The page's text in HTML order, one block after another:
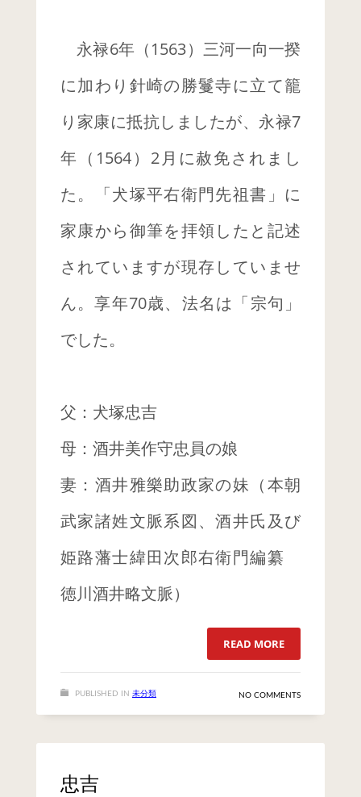
未分類
メタ情報
コメントフィード
永禄6年（1563）三河一向一揆
に加わり針崎の勝鬘寺に立て籠
り家康に抵抗しましたが、永禄7
年（1564）2月に赦免されまし
た。「犬塚平右衛門先祖書」に
家康から御筆を拝領したと記述
されていますが現存していませ
ん。享年70歳、法名は「宗句」
でした。
父：犬塚忠吉
母：酒井美作守忠員の娘
妻：酒井雅樂助政家の妹（本朝
武家諸姓文脈系図、酒井氏及び
姫路藩士緯田次郎右衛門編纂
徳川酒井略文脈）
READ MORE
PUBLISHED IN 未分類 NO COMMENTS
忠吉